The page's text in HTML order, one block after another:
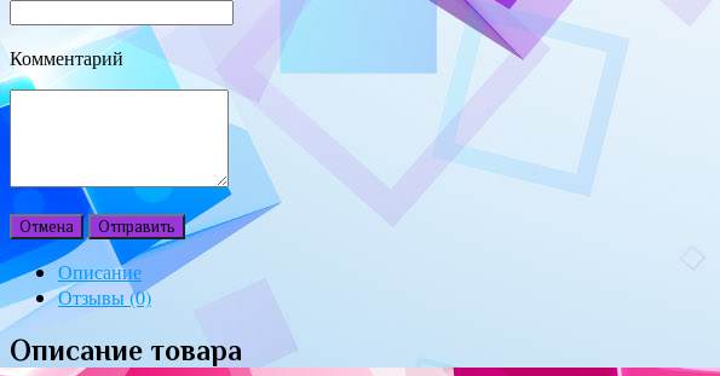
Комментарий
Отмена Отправить
Описание
Отзывы (0)
Описание товара